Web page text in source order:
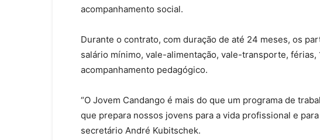
acompanhamento social.
Durante o contrato, com duração de até 24 meses, os
salário mínimo, vale-alimentação, vale-transporte,
acompanhamento pedagógico.
“O Jovem Candango é mais do que um programa de
que prepara nossos jovens para a vida profissional e
secretário André Kubitschek.